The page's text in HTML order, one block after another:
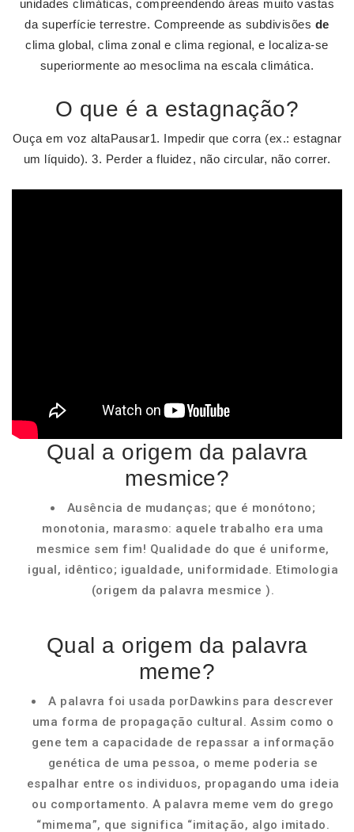
unidades climáticas, compreendendo áreas muito vastas
da superfície terrestre. Compreende as subdivisões de
clima global, clima zonal e clima regional, e localiza-se
superiormente ao mesoclima na escala climática.
O que é a estagnação?
Ouça em voz altaPausar1. Impedir que corra (ex.: estagnar
um líquido). 3. Perder a fluidez, não circular, não correr.
Qual a origem da palavra
mesmice?
Ausência de mudanças; que é monótono;
monotonia, marasmo: aquele trabalho era uma
mesmice sem fim! Qualidade do que é uniforme,
igual, idêntico; igualdade, uniformidade. Etimologia
(origem da palavra mesmice ).
Qual a origem da palavra
meme?
A palavra foi usada porDawkins para descrever
uma forma de propagação cultural. Assim como o
gene tem a capacidade de repassar a informação
genética de uma pessoa, o meme poderia se
espalhar entre os individuos, propagando uma ideia
ou comportamento. A palavra meme vem do grego
“mimema”, que significa “imitação, algo imitado.